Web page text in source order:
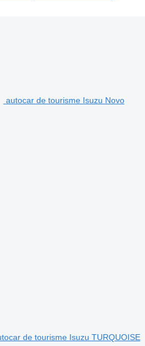
autocar de tourisme Isuzu Novo
de tourisme Isuzu TURQUOISE